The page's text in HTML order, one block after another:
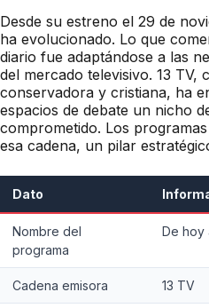
Desde su estreno el 29 de
ha evolucionado. Lo que
diario fue adaptándose a las
del mercado televisivo. 13 TV,
conservadora y cristiana, ha
espacios de debate un nicho
comprometido. Los
esa cadena, un pilar
Dato
Nombre del
programa
De hoy
Cadena emisora 13 TV